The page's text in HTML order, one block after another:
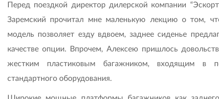
Перед поездкой директор дилерской компании
Заремский прочитал мне маленькую лекцию о том,
модель позволяет езду вдвоем, заднее сиденье
качестве опции. Впрочем, Алексею пришлось
жестким пластиковым багажником, входящим в
стандартного оборудования.